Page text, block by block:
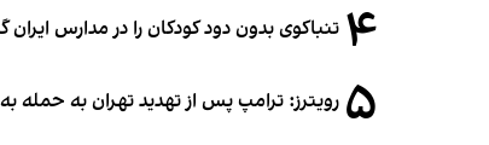
۴ تنباکوی بدون دود کودکان را در مدارس ایران
۵ رویترز: ترامپ پس از تهدید تهران به